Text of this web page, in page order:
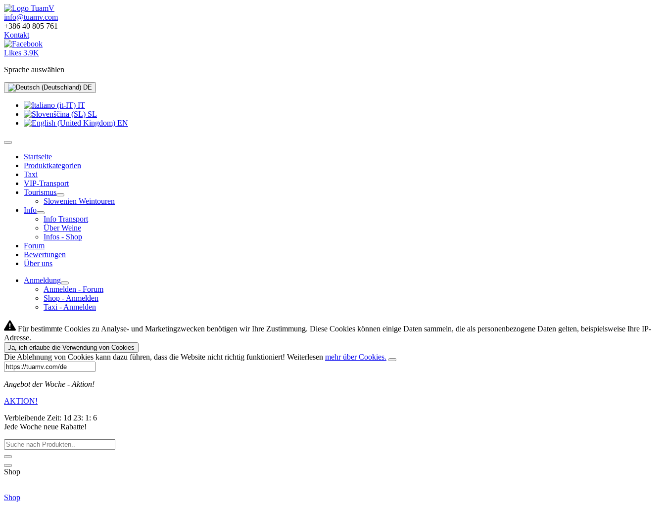
info@tuamv.com
+386 40 805 761
Kontakt
Likes 3.9K
Sprache auswählen
DE
IT
SL
EN
Startseite
Produktkategorien
Taxi
VIP-Transport
Tourismus
Slowenien Weintouren
Info
Info Transport
Über Weine
Infos - Shop
Forum
Bewertungen
Über uns
Anmeldung
Anmelden - Forum
Shop - Anmelden
Taxi - Anmelden
Für bestimmte Cookies zu Analyse- und Marketingzwecken benötigen wir Ihre Zustimmung. Diese Cookies können einige Daten sammeln, die als personenbezogene Daten gelten, beispielsweise Ihre IP-
Adresse.
Ja, ich erlaube die Verwendung von Cookies
Die Ablehnung von Cookies kann dazu führen, dass die Website nicht richtig funktioniert! Weiterlesen mehr über Cookies.
Angebot der Woche - Aktion!
AKTION!
Verbleibende Zeit: 1d 23: 1: 6
Jede Woche neue Rabatte!
Shop
Shop